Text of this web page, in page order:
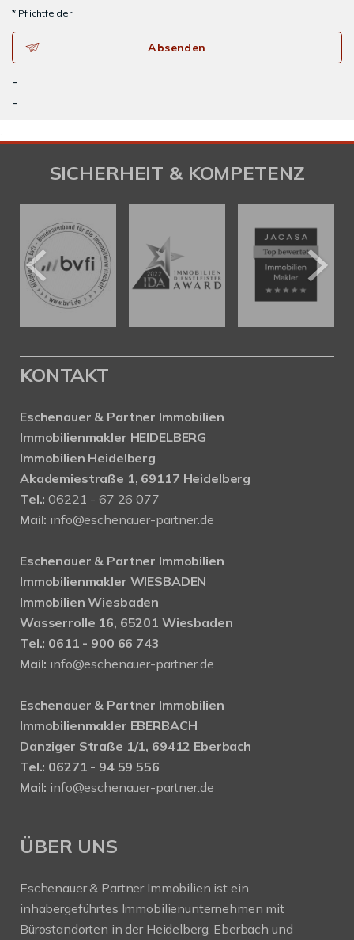
* Pflichtfelder
Absenden
-
-
.
SICHERHEIT & KOMPETENZ
KONTAKT
Eschenauer & Partner Immobilien
Immobilienmakler HEIDELBERG
Immobilien Heidelberg
Akademiestraße 1, 69117 Heidelberg
Tel.:06221 - 67 26 077
Mail: info@eschenauer-partner.de
Eschenauer & Partner Immobilien
Immobilienmakler WIESBADEN
Immobilien Wiesbaden
Wasserrolle 16, 65201 Wiesbaden
Tel.: 0611 - 900 66 743
Mail: info@eschenauer-partner.de
Eschenauer & Partner Immobilien
Immobilienmakler EBERBACH
Danziger Straße 1/1, 69412 Eberbach
Tel.: 06271 - 94 59 556
Mail: info@eschenauer-partner.de
ÜBER UNS
Eschenauer & Partner Immobilien ist ein
inhabergeführtes Immobilienunternehmen mit
Bürostandorten in der Heidelberg, Eberbach und